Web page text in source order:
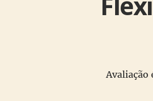
Avaliação